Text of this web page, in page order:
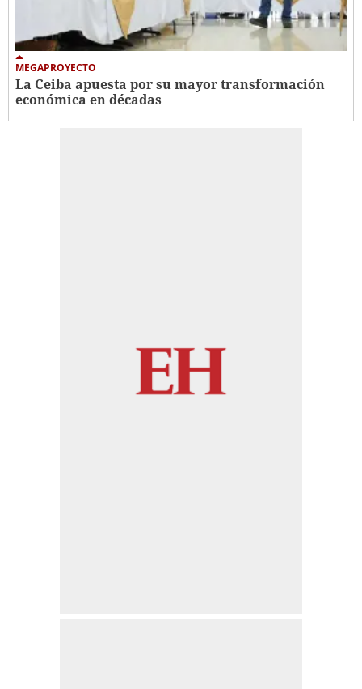
MEGAPROYECTO
La Ceiba apuesta por su mayor transformación
económica en décadas